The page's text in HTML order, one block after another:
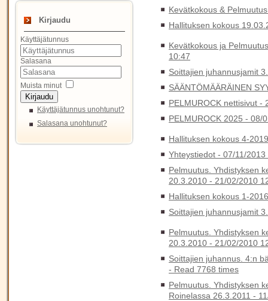
Kirjaudu
Käyttäjätunnus
Salasana
Muista minut
Kirjaudu
Käyttäjätunnus unohtunut?
Salasana unohtunut?
Kevätkokous &
Hallituksen kokous
Kevätkokous ja
10:47
Soittajien juhannusjamit
SÄÄNTÖMÄÄRÄINEN
PELMUROCK nettisivut -
PELMUROCK 2025 - 08/
Hallituksen kokous 4-
Yhteystiedot - 07/11/2013
Pelmuutus. Yhdistyksen
20.3.2010 - 21/02/2010
Hallituksen kokous 1-
Soittajien juhannusjamit
Pelmuutus. Yhdistyksen
20.3.2010 - 21/02/2010
Soittajien juhannus. 4:n
- Read 7768 times
Pelmuutus. Yhdistyksen
Roinelassa 26.3.2011 -